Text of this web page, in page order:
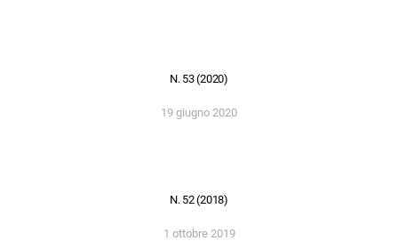
N. 53 (2020)
19 giugno 2020
N. 52 (2018)
1 ottobre 2019